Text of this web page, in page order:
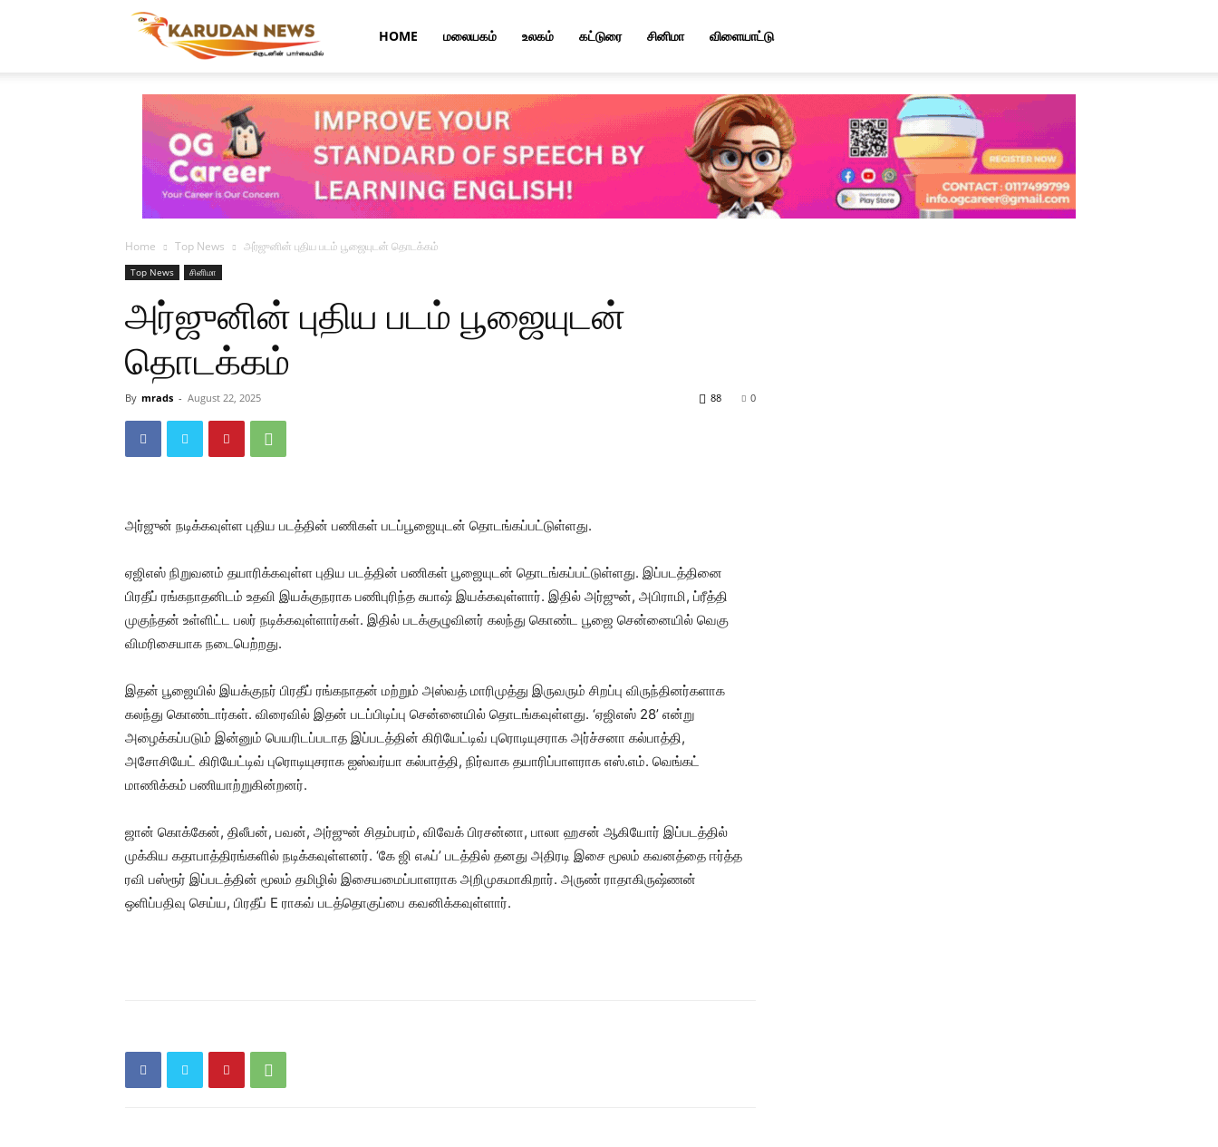
Karudan
News
HOME மலையகம் உலகம் கட்டுரை சினிமா விளையாட்டு
Home Top News அர்ஜுனின் புதிய படம் பூஜையுடன் தொடக்கம்
Top News சினிமா
அர்ஜுனின் புதிய படம் பூஜையுடன்
தொடக்கம்
By mrads - August 22, 2025 0
88
அர்ஜுன் நடிக்கவுள்ள புதிய படத்தின் பணிகள் படப்பூஜையுடன் தொடங்கப்பட்டுள்ளது.
ஏஜிஎஸ் நிறுவனம் தயாரிக்கவுள்ள புதிய படத்தின் பணிகள் பூஜையுடன் தொடங்கப்பட்டுள்ளது. இப்படத்தினை
பிரதீப் ரங்கநாதனிடம் உதவி இயக்குநராக பணிபுரிந்த சுபாஷ் இயக்கவுள்ளார். இதில் அர்ஜுன், அபிராமி, ப்ரீத்தி
முகுந்தன் உள்ளிட்ட பலர் நடிக்கவுள்ளார்கள். இதில் படக்குழுவினர் கலந்து கொண்ட பூஜை சென்னையில் வெகு
விமரிசையாக நடைபெற்றது.
இதன் பூஜையில் இயக்குநர் பிரதீப் ரங்கநாதன் மற்றும் அஸ்வத் மாரிமுத்து இருவரும் சிறப்பு விருந்தினர்களாக
கலந்து கொண்டார்கள். விரைவில் இதன் படப்பிடிப்பு சென்னையில் தொடங்கவுள்ளது. ‘ஏஜிஎஸ் 28’ என்று
அழைக்கப்படும் இன்னும் பெயரிடப்படாத இப்படத்தின் கிரியேட்டிவ் புரொடியுசராக அர்ச்சனா கல்பாத்தி,
அசோசியேட் கிரியேட்டிவ் புரொடியுசராக ஐஸ்வர்யா கல்பாத்தி, நிர்வாக தயாரிப்பாளராக எஸ்.எம். வெங்கட்
மாணிக்கம் பணியாற்றுகின்றனர்.
ஜான் கொக்கேன், திலீபன், பவன், அர்ஜுன் சிதம்பரம், விவேக் பிரசன்னா, பாலா ஹசன் ஆகியோர் இப்படத்தில்
முக்கிய கதாபாத்திரங்களில் நடிக்கவுள்ளனர். ‘கே ஜி எஃப்’ படத்தில் தனது அதிரடி இசை மூலம் கவனத்தை ஈர்த்த
ரவி பஸ்ரூர் இப்படத்தின் மூலம் தமிழில் இசையமைப்பாளராக அறிமுகமாகிறார். அருண் ராதாகிருஷ்ணன்
ஒளிப்பதிவு செய்ய, பிரதீப் E ராகவ் படத்தொகுப்பை கவனிக்கவுள்ளார்.